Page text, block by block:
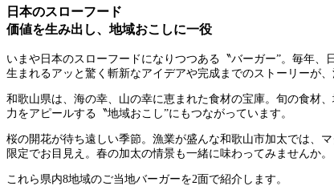
日本のスローフード
価値を生み出し、地域おこしに一役
いまや日本のスローフードになりつつある〝バーガー”。毎年
生まれるアッと驚く斬新なアイデアや完成までのストーリーが
和歌山県は、海の幸、山の幸に恵まれた食材の宝庫。旬の食材
力をアピールする〝地域おこし”にもつながっています。
桜の開花が待ち遠しい季節。漁業が盛んな和歌山市加太では、
限定でお目見え。春の加太の情景も一緒に味わってみませんか。
これら県内8地域のご当地バーガーを2面で紹介します。